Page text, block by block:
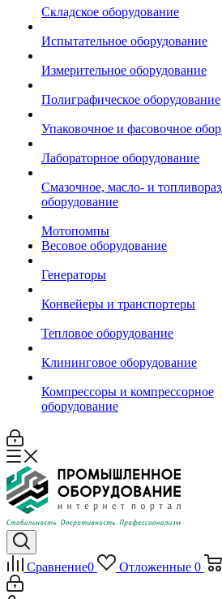
Складское оборудование
Испытательное оборудование
Измерительное оборудование
Полиграфическое оборудование
Упаковочное и фасовочное
Лабораторное оборудование
Смазочное, масло- и
оборудование
Мотопомпы
Весовое оборудование
Генераторы
Конвейеры и транспортеры
Тепловое оборудование
Клининговое оборудование
Компрессоры и компрессорное
оборудование
Сравнение0 Отложенные 0